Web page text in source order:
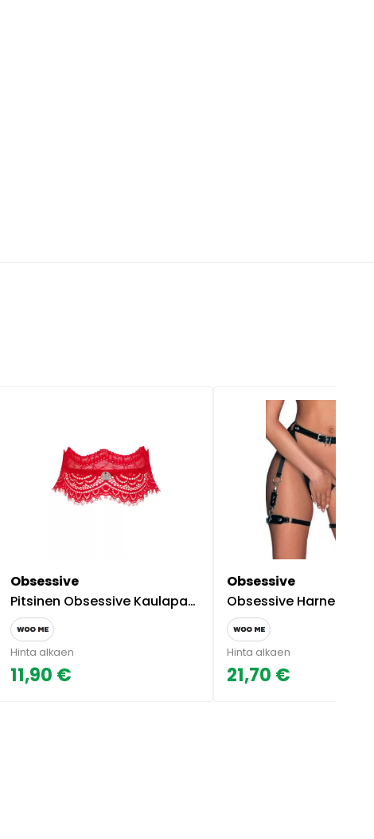
Obsessive
Pitsinen Obsessive Kaulapanta
Hinta alkaen
11,90 €
Obsessive
Obsessive Harness
Hinta alkaen
21,70 €